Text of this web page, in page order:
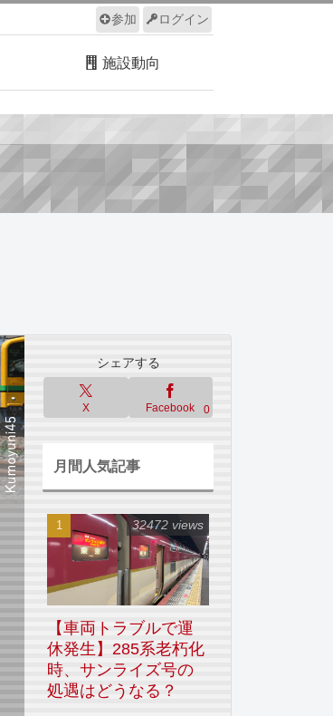
ログイン
参加
施設動向
サイトについて
シェアする
X Facebook 0
月間人気記事
【車両トラブルで運
休発生】285系老朽化
時、サンライズ号の
処遇はどうなる？
32472 views